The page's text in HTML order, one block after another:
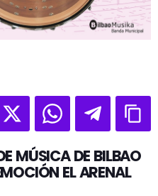
MÚSICA DE BILBAO
EL ARENAL